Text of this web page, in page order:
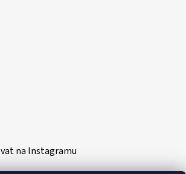
na Instagramu